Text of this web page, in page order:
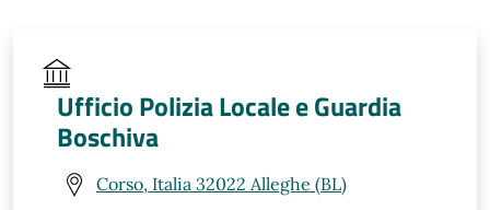
Ufficio Polizia Locale e Guardia
Boschiva
Corso, Italia 32022 Alleghe (BL)